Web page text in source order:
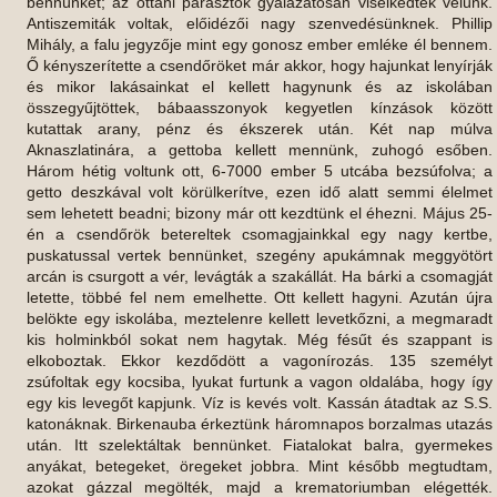
Antiszemiták voltak, előidézői nagy szenvedésünknek. Phillip
Mihály, a falu jegyzője mint egy gonosz ember emléke él bennem.
Ő kényszerítette a csendőröket már akkor, hogy hajunkat lenyírják
és mikor lakásainkat el kellett hagynunk és az iskolában
összegyűjtöttek, bábaasszonyok kegyetlen kínzások között
kutattak arany, pénz és ékszerek után. Két nap múlva
Aknaszlatinára, a gettoba kellett mennünk, zuhogó esőben.
Három hétig voltunk ott, 6-7000 ember 5 utcába bezsúfolva; a
getto deszkával volt körülkerítve, ezen idő alatt semmi élelmet
sem lehetett beadni; bizony már ott kezdtünk el éhezni. Május 25-
én a csendőrök betereltek csomagjainkkal egy nagy kertbe,
puskatussal vertek bennünket, szegény apukámnak meggyötört
arcán is csurgott a vér, levágták a szakállát. Ha bárki a csomagját
letette, többé fel nem emelhette. Ott kellett hagyni. Azután újra
belökte egy iskolába, meztelenre kellett levetkőzni, a megmaradt
kis holminkból sokat nem hagytak. Még fésűt és szappant is
elkoboztak. Ekkor kezdődött a vagonírozás. 135 személyt
zsúfoltak egy kocsiba, lyukat furtunk a vagon oldalába, hogy így
egy kis levegőt kapjunk. Víz is kevés volt. Kassán átadtak az S.S.
katonáknak. Birkenauba érkeztünk háromnapos borzalmas utazás
után. Itt szelektáltak bennünket. Fiatalokat balra, gyermekes
anyákat, betegeket, öregeket jobbra. Mint később megtudtam,
azokat gázzal megölték, majd a krematoriumban elégették.